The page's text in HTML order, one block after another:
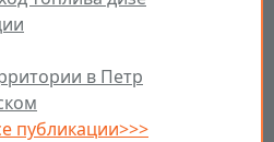
в Петр
публикации>>>